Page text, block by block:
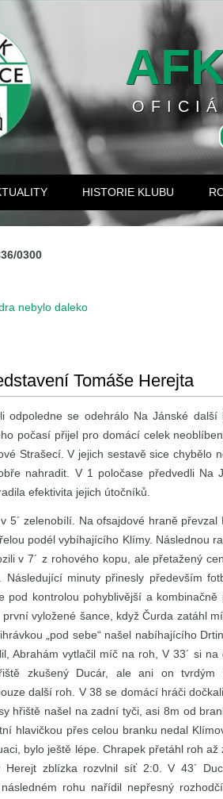
HISTORIE KLUBU
0300
nebylo daleko
Tomáše Herejta
odpoledne se odehrálo Na Jánské
počasí přijel pro domácí celek
Strašecí. V jejich sestavě sice chybělo
nahradit. V 1 poločase předvedli Na
efektivita jejich útočníků.
5´ zelenobílí. Na ofsajdové hraně
podél vybíhajícího Klímy. Následnou
v 7´ z rohového kopu, ale přetažený
Následující minuty přinesly především
pod kontrolou pohyblivější a kombinačně
první vyložené šance, když Čurda zatáhl
„pod sebe“ našel nabíhajícího
Abrahám vytlačil míč na roh, V 33´ si
zkušený Ducár, ale ani on tvrdým
další roh. V 38 se domácí hráči
hřiště našel na zadní tyči, asi 8m od
hlavičkou přes celou branku nedal
bylo ještě lépe. Chrapek přetáhl roh
Herejt zblízka rozvlnil síť 2:0. V 43´
rohu nařídil nepřesný